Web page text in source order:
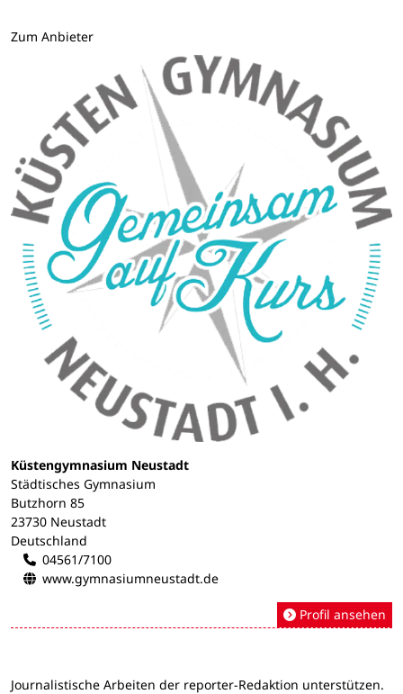
Zum Anbieter
Küstengymnasium Neustadt
Städtisches Gymnasium
Butzhorn 85
23730 Neustadt
Deutschland
04561/7100
www.gymnasiumneustadt.de
Profil ansehen
Journalistische Arbeiten der reporter-Redaktion unterstützen.